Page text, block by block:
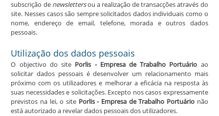
subscrição de newslettersou a realização de transacções através do
site. Nesses casos são sempre solicitados dados individuais como o
nome, endereço de email, telefone, morada e outros dados
pessoais.
Utilização dos dados pessoais
O objectivo do site Porlis - Empresa de Trabalho Portuário ao
solicitar dados pessoais é desenvolver um relacionamento mais
próximo com os utilizadores e melhorar a eficácia na resposta às
suas necessidades e solicitações. Excepto nos casos expressamente
previstos na lei, o site Porlis - Empresa de Trabalho Portuárionão
está autorizado a revelar dados pessoais dos utilizadores.